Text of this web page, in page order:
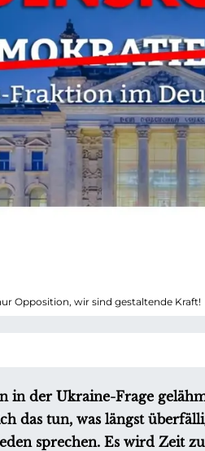
Opposition, wir sind gestaltende Kraft!
in der Ukraine-Frage
das tun, was längst
sprechen. Es wird Zeit